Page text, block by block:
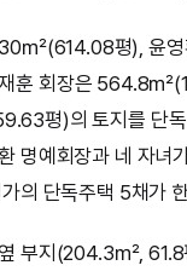
㎡(614.08평), 윤
훈 회장은 564.8㎡
평)의 토지를 단
명예회장과 네 자
의 단독주택 5채가
부지(204.3㎡,